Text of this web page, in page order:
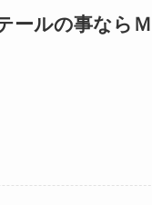
ールの事なら